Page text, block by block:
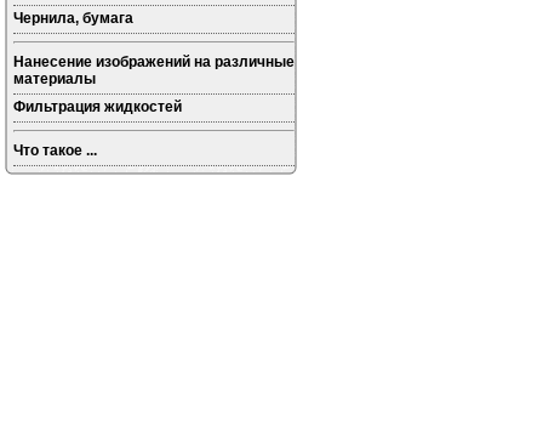
Чернила, бумага
Нанесение изображений на различные
материалы
Фильтрация жидкостей
Что такое ...